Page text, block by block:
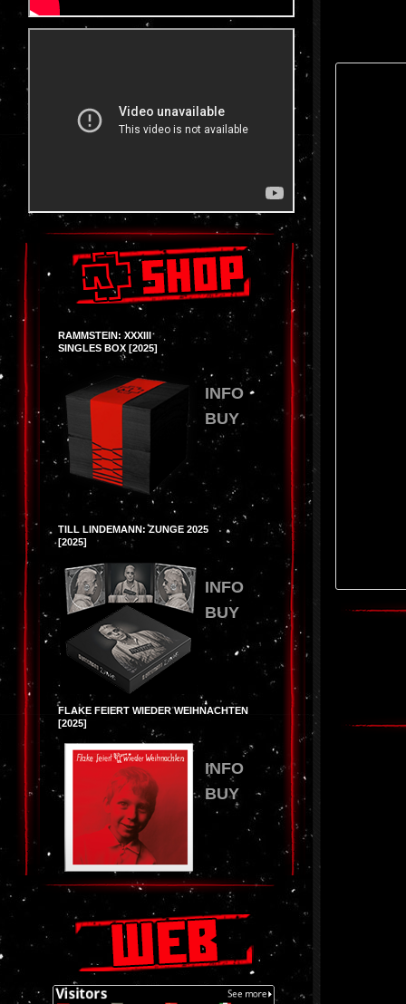
RAMMSTEIN: XXXIII
SINGLES BOX [2025]
INFO
BUY
TILL LINDEMANN: ZUNGE 2025
[2025]
INFO
BUY
FLAKE FEIERT WIEDER WEIHNACHTEN
[2025]
INFO
BUY